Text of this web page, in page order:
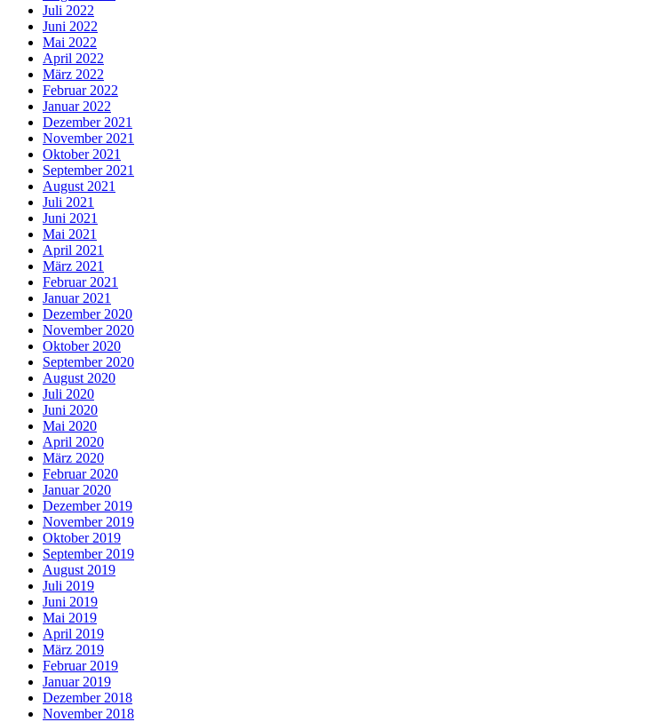
Juli 2022
Juni 2022
Mai 2022
April 2022
März 2022
Februar 2022
Januar 2022
Dezember 2021
November 2021
Oktober 2021
September 2021
August 2021
Juli 2021
Juni 2021
Mai 2021
April 2021
März 2021
Februar 2021
Januar 2021
Dezember 2020
November 2020
Oktober 2020
September 2020
August 2020
Juli 2020
Juni 2020
Mai 2020
April 2020
März 2020
Februar 2020
Januar 2020
Dezember 2019
November 2019
Oktober 2019
September 2019
August 2019
Juli 2019
Juni 2019
Mai 2019
April 2019
März 2019
Februar 2019
Januar 2019
Dezember 2018
November 2018